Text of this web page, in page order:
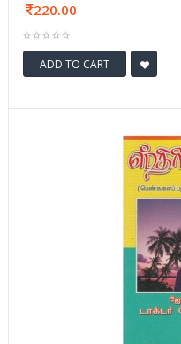
220.00
ADD TO CART